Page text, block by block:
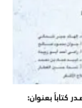
كتاباً بعنوان: